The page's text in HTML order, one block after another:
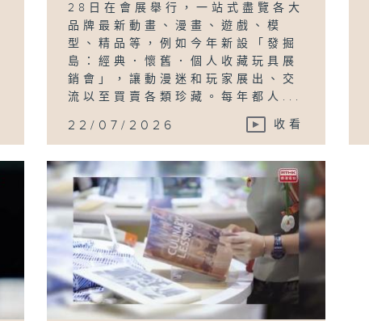
28日在會展舉行，一站式盡覽各大
品牌最新動畫、漫畫、遊戲、模
型、精品等，例如今年新設「發掘
島：經典．懷舊．個人收藏玩具展
銷會」，讓動漫迷和玩家展出、交
流以至買賣各類珍藏。每年都人...
22/07/2026 收看